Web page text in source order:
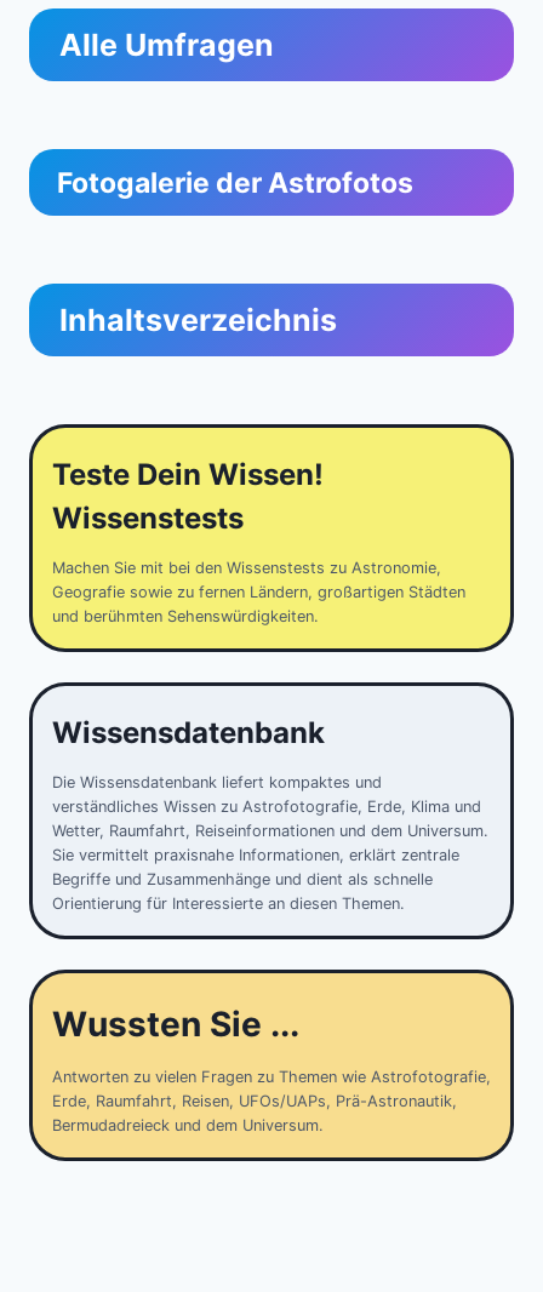
Alle Umfragen
Fotogalerie der Astrofotos
Inhaltsverzeichnis
Teste Dein Wissen!
Wissenstests
Machen Sie mit bei den Wissenstests zu Astronomie,
Geografie sowie zu fernen Ländern, großartigen Städten
und berühmten Sehenswürdigkeiten.
Wissensdatenbank
Die Wissensdatenbank liefert kompaktes und
verständliches Wissen zu Astrofotografie, Erde, Klima und
Wetter, Raumfahrt, Reiseinformationen und dem Universum.
Sie vermittelt praxisnahe Informationen, erklärt zentrale
Begriffe und Zusammenhänge und dient als schnelle
Orientierung für Interessierte an diesen Themen.
Wussten Sie ...
Antworten zu vielen Fragen zu Themen wie Astrofotografie,
Erde, Raumfahrt, Reisen, UFOs/UAPs, Prä-Astronautik,
Bermudadreieck und dem Universum.